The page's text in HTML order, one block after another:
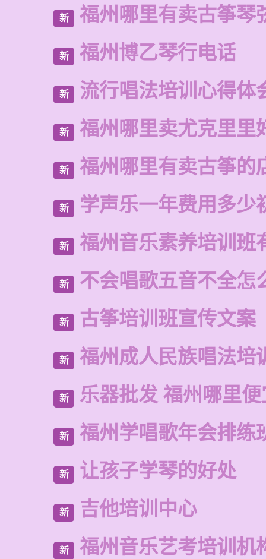
新 福州哪里有卖古筝琴
新 福州博乙琴行电话
新 流行唱法培训心得体
新 福州哪里卖尤克里里
新 福州哪里有卖古筝的
新 学声乐一年费用多少
新 福州音乐素养培训班
新 不会唱歌五音不全怎
新 古筝培训班宣传文案
新 福州成人民族唱法培
新 乐器批发 福州哪里
新 福州学唱歌年会排练
新 让孩子学琴的好处
新 吉他培训中心
新 福州音乐艺考培训机